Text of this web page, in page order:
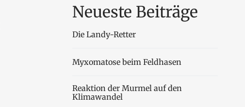
Neueste Beiträge
Die Landy-Retter
Myxomatose beim Feldhasen
Reaktion der Murmel auf den
Klimawandel